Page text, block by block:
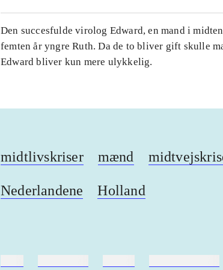
Den succesfulde virolog Edward, en mand i
femten år yngre Ruth. Da de to bliver gift skulle
Edward bliver kun mere ulykkelig.
midtlivskriser mænd
Nederlandene Holland